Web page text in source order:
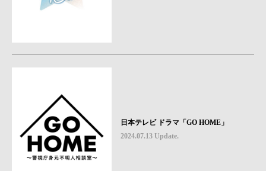
日本テレビ ドラマ「GO HOME」
2024.07.13 Update.